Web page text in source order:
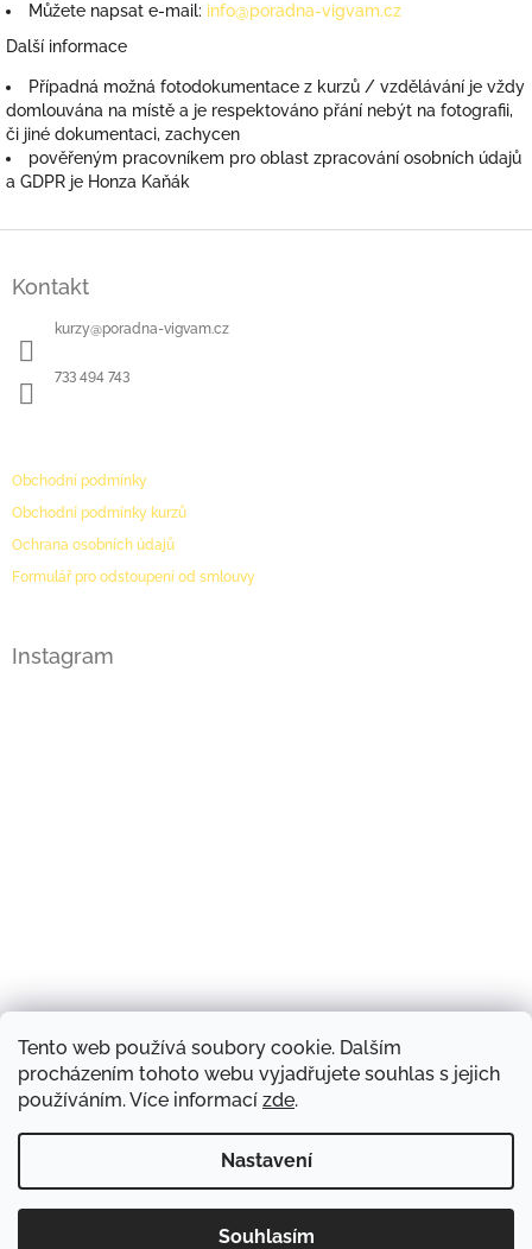
Tento web používá soubory cookie. Dalším
procházením tohoto webu vyjadřujete souhlas s jejich
používáním. Více informací zde.
Nastavení
Souhlasím
Chystáte se na náš kurz? Využijte novoroční 10% slevu s kódem
Můžete napsat e-mail: info@poradna-vigvam.cz
Další informace
Případná možná fotodokumentace z kurzů / vzdělávání je vždy
domlouvána na místě a je respektováno přání nebýt na fotografii,
či jiné dokumentaci, zachycen
pověřeným pracovníkem pro oblast zpracování osobních údajů
a GDPR je Honza Kaňák
Kontakt
kurzy@poradna-vigvam.cz
733 494 743
Obchodní podmínky
Obchodní podmínky kurzů
Ochrana osobních údajů
Formulář pro odstoupení od smlouvy
Instagram
Sledovat na Instagramu
Facebook
Copyright 2026Poradna Vigvam